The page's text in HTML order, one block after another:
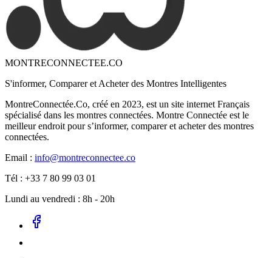
MONTRECONNECTEE.CO
S'informer, Comparer et Acheter des Montres Intelligentes
MontreConnectée.Co, créé en 2023, est un site internet Français
spécialisé dans les montres connectées. Montre Connectée est le
meilleur endroit pour s’informer, comparer et acheter des montres
connectées.
Email : info@montreconnectee.co
Tél : +33 7 80 99 03 01
Lundi au vendredi : 8h - 20h